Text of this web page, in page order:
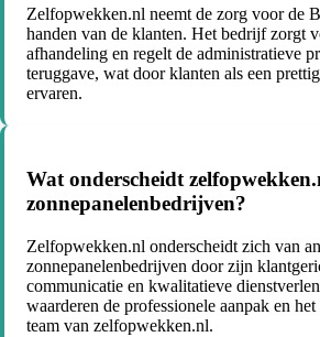
Zelfopwekken.nl neemt de zorg voor de
handen van de klanten. Het bedrijf zorgt
afhandeling en regelt de administratieve
teruggave, wat door klanten als een
ervaren.
Wat onderscheidt
zonnepanelenbedrijven?
Zelfopwekken.nl onderscheidt zich van
zonnepanelenbedrijven door zijn
communicatie en kwalitatieve
waarderen de professionele aanpak en
team van zelfopwekken.nl.